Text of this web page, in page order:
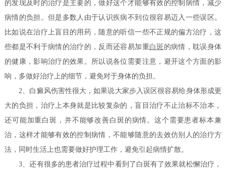
的发现及时的治疗是主要的，做好这个才能够有效的控制病情，减少
病情的负担。但是多数人由于认识疾病不到位很容易迈入一些误区。
比如说在治疗上盲目的用药，随意的听信一些不正规的偏方治疗，这
些都是不利于病情的治疗的，反而还容易加重白斑 的病情，耽误身体
的健康，影响治疗的效果。所以说各位需要注意，避开这个方面的影
响，多做好治疗上的细节，避免对于身体的负担。
2、白癜风伤害性很大，如果说大家步入误区很容易给身体形成更
大的负担，治疗上本身就是比较复杂的，盲目治疗不止治标不治本，
还可能加重白斑，并不能够改善白斑的病情。这个需要患者标本兼
治，这样才能够有效的控制病情，不能够随意的去效仿别人的治疗方
法，同时生活上也需要做好护理工作，避免引起病情扩散。
3、还有很多的患者治疗过程中看到了白斑有了效果就松懈治疗，